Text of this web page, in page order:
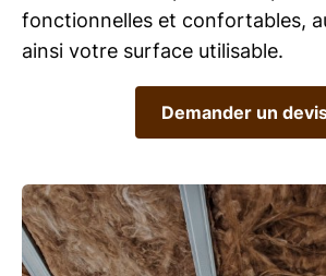
fonctionnelles et confortables,
ainsi votre surface utilisable.
Demander un